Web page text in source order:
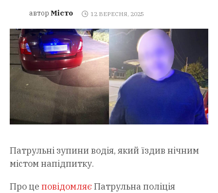
автор Місто 12 ВЕРЕСНЯ, 2025
Патрульні зупини водія, який їздив нічним
містом напідпитку.
Про це повідомляє Патрульна поліція